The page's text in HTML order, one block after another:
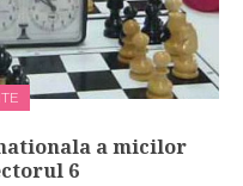
a micilor
6